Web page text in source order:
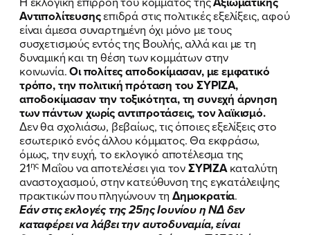
Αντιπολίτευσηςεπιδρά στις πολιτικές εξελίξεις, αφού
είναι άμεσα συναρτημένη όχι μόνο με τους
συσχετισμούς εντός της Βουλής, αλλά και με τη
δυναμική και τη θέση των κομμάτων στην
κοινωνία.Οι πολίτες αποδοκίμασαν, με εμφατικό
τρόπο, την πολιτική πρόταση του ΣΥΡΙΖΑ,
αποδοκίμασαν την τοξικότητα, τη συνεχή άρνηση
των πάντων χωρίς αντιπροτάσεις, τον λαϊκισμό.
Δεν θα σχολιάσω, βεβαίως, τις όποιες εξελίξεις στο
εσωτερικό ενός άλλου κόμματος. Θα εκφράσω,
όμως, την ευχή, το εκλογικό αποτέλεσμα της
21ης Μαΐου να αποτελέσει για τονΣΥΡΙΖΑκαταλύτη
αναστοχασμού, στην κατεύθυνση της εγκατάλειψης
πρακτικών που πληγώνουν τηΔημοκρατία.
Εάν στις εκλογές της 25ης Ιουνίου η ΝΔ δεν
καταφέρει να λάβει την αυτοδυναμία, είναι